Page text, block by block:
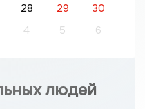
28 29
30
4 5 6
людей